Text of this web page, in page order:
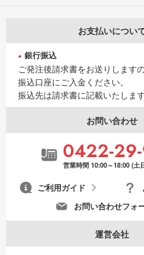
お支払いについ
銀行振込
ご発注後請求書をお送りします
振込口座にご入金ください。
振込先は請求書に記載いたします
お問い合わせ
0422-
営業時間 10:00～18:00 (土
お問い合わせフォ
ご利用ガイド
運営会社